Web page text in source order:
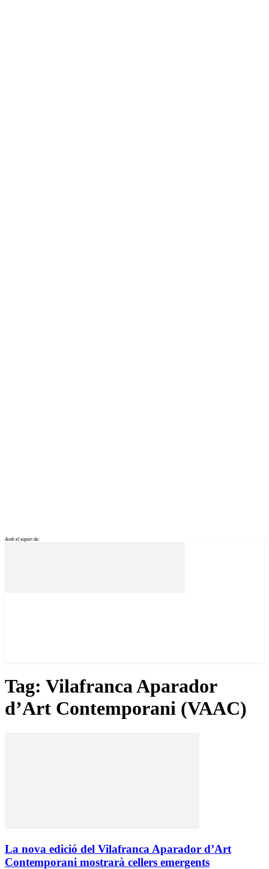
Amb el suport de:
Tag: Vilafranca Aparador
d’Art Contemporani (VAAC)
La nova edició del Vilafranca Aparador d’Art
Contemporani mostrarà cellers emergents